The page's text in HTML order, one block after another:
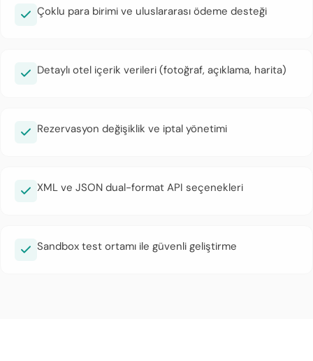
Çoklu para birimi ve uluslararası ödeme desteği
Detaylı otel içerik verileri (fotoğraf, açıklama, harita)
Rezervasyon değişiklik ve iptal yönetimi
XML ve JSON dual-format API seçenekleri
Sandbox test ortamı ile güvenli geliştirme